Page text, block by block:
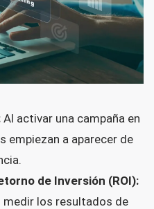
Al activar una campaña en
empiezan a aparecer de
de Inversión (ROI):
medir los resultados de